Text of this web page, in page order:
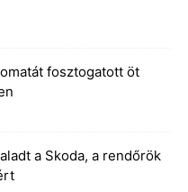
fosztogatott öt
a Skoda, a rendőrök